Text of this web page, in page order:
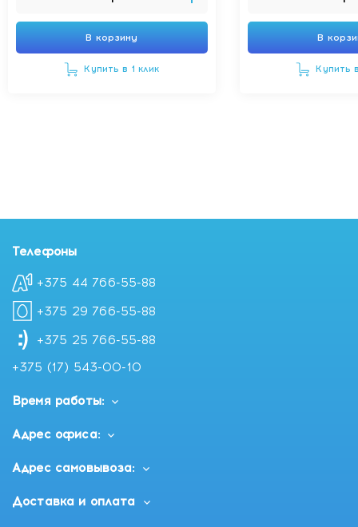
В корзину
Купить в 1 клик
В
Купить
Телефоны
+375 44 766-55-88
+375 29 766-55-88
+375 25 766-55-88
+375 (17) 543-00-10
Время работы:
Адрес офиса:
Адрес самовывоза:
Доставка и оплата